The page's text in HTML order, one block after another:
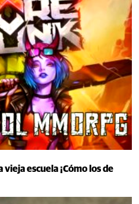
escuela ¡Cómo los de